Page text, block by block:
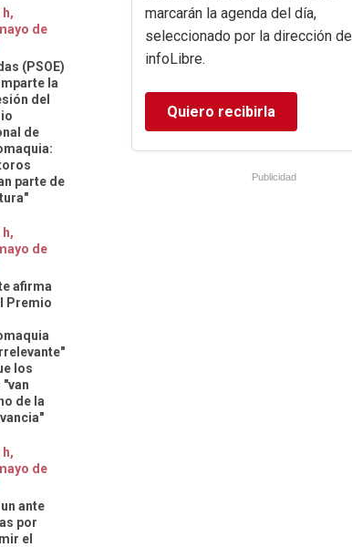
h,
de
(PSOE)
la
del
de
parte de
h,
de
afirma
Premio
los
de la
h,
de
ante
por
el
marcarán la agenda del día,
seleccionado por la dirección de
infoLibre.
Quiero recibirla
Publicidad